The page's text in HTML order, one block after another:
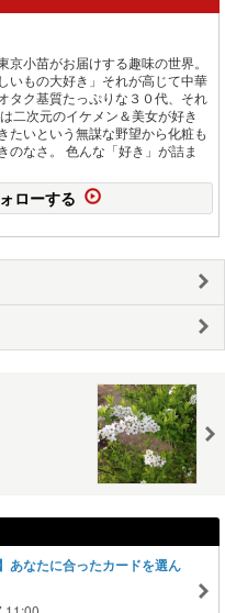
小苗がお届けする趣味の世界。
いもの大好き」それが高じて中華
タク基質たっぷりな３０代、それ
二次元のイケメン＆美女が好き
たいという無謀な野望から化粧も
のなさ。 色んな「好き」が詰ま
ローする
あなたに合ったカードを選ん